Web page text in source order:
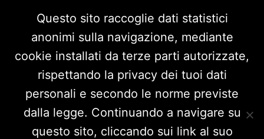
Questo sito raccoglie dati statistici
anonimi sulla navigazione, mediante
cookie installati da terze parti autorizzate,
rispettando la privacy dei tuoi dati
personali e secondo le norme previste
dalla legge. Continuando a navigare su
questo sito, cliccando sui link al suo